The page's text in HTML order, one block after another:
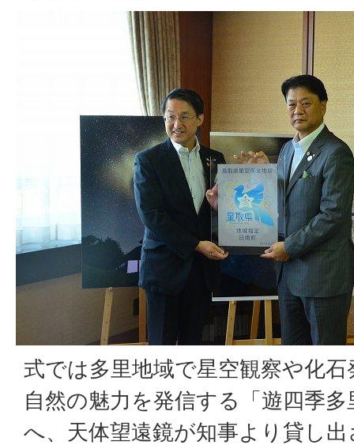
式では多里地域で星空観察や化
自然の魅力を発信する「遊四季
へ、天体望遠鏡が知事より貸し